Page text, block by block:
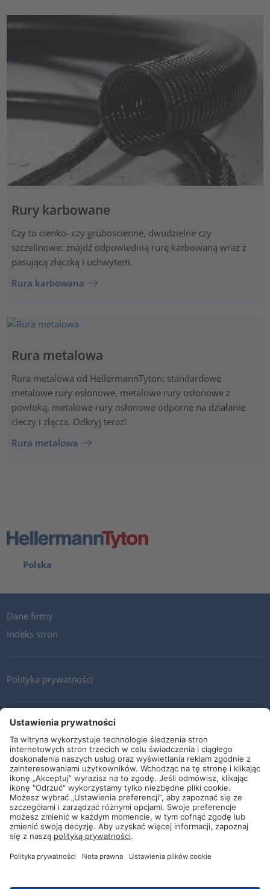
Rury karbowane
Czy to cienko- czy grubościenne, dwudzielne czy
szczelinowe: znajdź odpowiednią rurę karbowaną wraz z
pasującą złączką i uchwytem.
Rura karbowana
Rura metalowa
Rura metalowa od HellermannTyton: standardowe
metalowe rury osłonowe, metalowe rury osłonowe z
powłoką, metalowe rury osłonowe odporne na działanie
cieczy i złącza. Odkryj teraz!
Rura metalowa
Polska
Dane firmy
Indeks stron
Polityka prywatności
Kontakt
Newsletter
Ogólne warunki i dostawy
Wytyczne i zobowiązania
Media społecznościowe